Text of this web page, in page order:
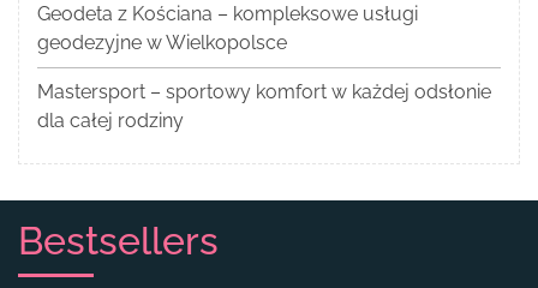
Geodeta z Kościana – kompleksowe usługi
geodezyjne w Wielkopolsce
Mastersport – sportowy komfort w każdej odsłonie
dla całej rodziny
Bestsellers